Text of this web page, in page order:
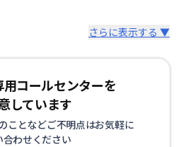
さらに表示する ▼
コールセンターを
しています
ことなどご不明点はお気軽に
合わせください